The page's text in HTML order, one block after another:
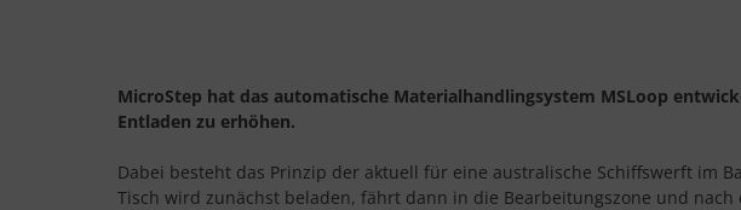
MicroStep hat das automatische Materialhandlingsystem MSLoop
Entladen zu erhöhen.
Dabei besteht das Prinzip der aktuell für eine australische Schiffswerft im
Tisch wird zunächst beladen, fährt dann in die Bearbeitungszone und